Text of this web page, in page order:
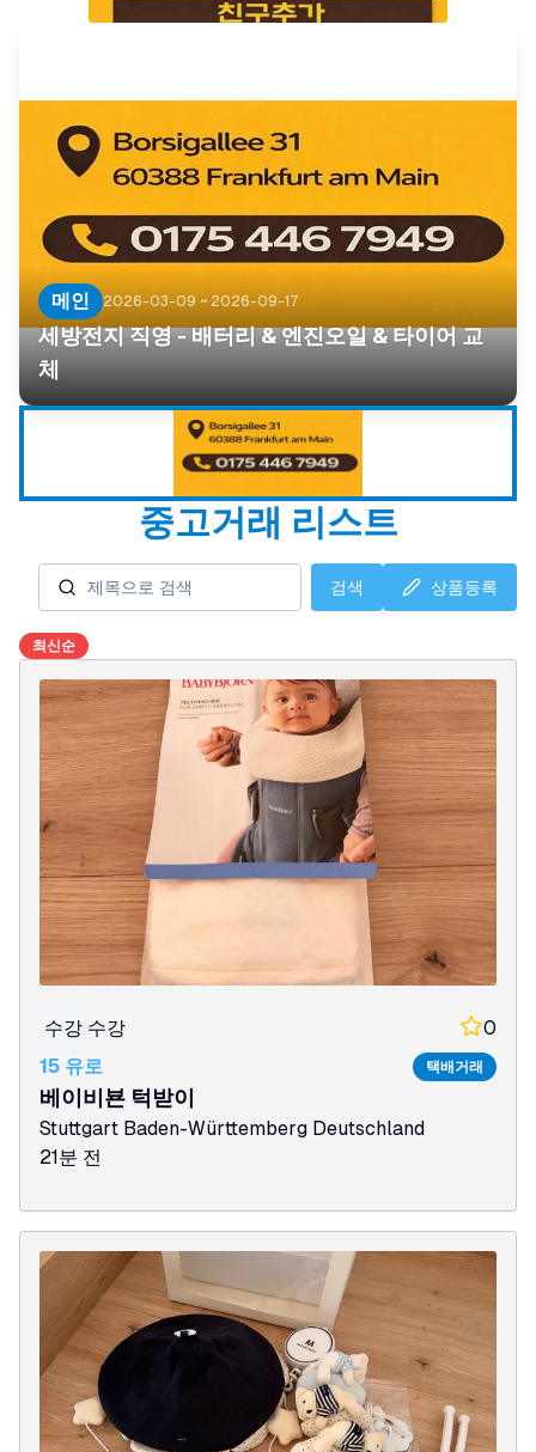
메인 2026-03-09 ~ 2026-09-17
세방전지 직영 - 배터리 & 엔진오일 & 타이어 교
체
중고거래 리스트
검색 상품등록
최신순
수강 수강
0
15 유로
택배거래
베이비뵨 턱받이
Stuttgart Baden-Württemberg Deutschland
21분 전